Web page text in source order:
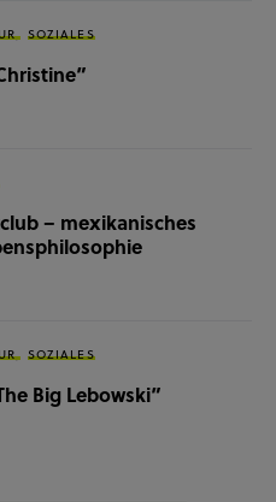
SOZIALES
– mexikanisches
SOZIALES
Big Lebowski”